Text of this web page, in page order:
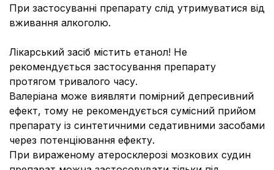
При застосуванні препарату слід утримуватися від
вживання алкоголю.
Лікарський засіб містить етанол! Не
рекомендується застосування препарату
протягом тривалого часу.
Валеріана може виявляти помірний депресивний
ефект, тому не рекомендується сумісний прийом
препарату із синтетичними седативними засобами
через потенціювання ефекту.
При вираженому атеросклерозі мозкових судин